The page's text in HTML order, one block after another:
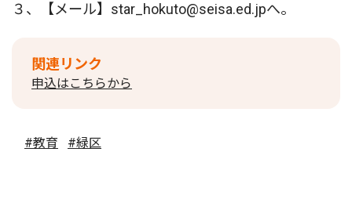
３、【メール】star_hokuto@seisa.ed.jpへ。
関連リンク
申込はこちらから
#教育 #緑区